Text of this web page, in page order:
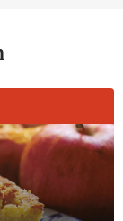
le dobra reklama?
#skp #vlog